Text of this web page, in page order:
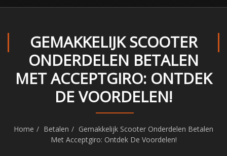
GEMAKKELIJK SCOOTER
ONDERDELEN BETALEN
MET ACCEPTGIRO: ONTDEK
DE VOORDELEN!
Home Betalen
Gemakkelijk Scooter Onderdelen Betalen
Met Acceptgiro: Ontdek De Voordelen!